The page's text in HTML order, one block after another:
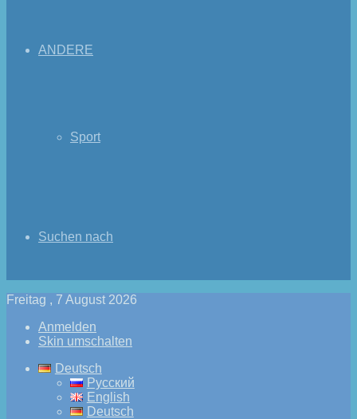
ANDERE
Sport
Suchen nach
Freitag , 7 August 2026
Anmelden
Skin umschalten
Deutsch
Русский
English
Deutsch